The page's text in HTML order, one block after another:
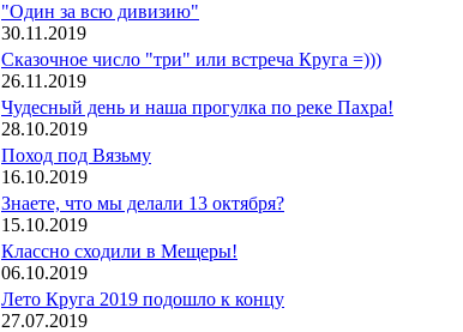
"Один за всю дивизию"
30.11.2019
Сказочное число "три" или встреча Круга =)))
26.11.2019
Чудесный день и наша прогулка по реке Пахра!
28.10.2019
Поход под Вязьму
16.10.2019
Знаете, что мы делали 13 октября?
15.10.2019
Классно сходили в Мещеры!
06.10.2019
Лето Круга 2019 подошло к концу
27.07.2019